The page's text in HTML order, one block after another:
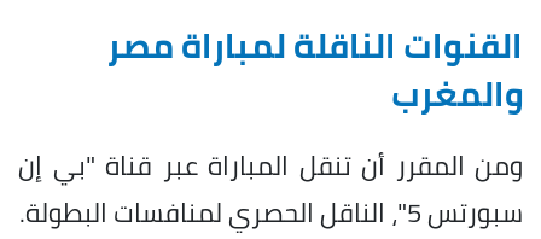
القنوات الناقلة لمباراة مصر
والمغرب
ومن المقرر أن تنقل المباراة عبر قناة "بي إن
سبورتس 5"، الناقل الحصري لمنافسات البطولة.